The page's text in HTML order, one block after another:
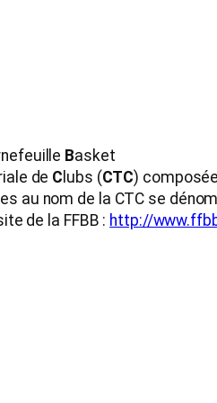
Basket
de C lubs (CTC)
au nom de la CTC se
de la FFBB : http://